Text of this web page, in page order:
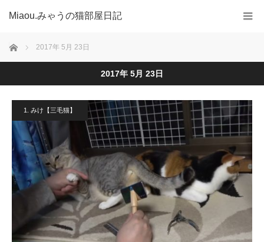
Miaou.みゃうの猫部屋日記
ホーム 2017年 5月 23日
2017年 5月 23日
1. みけ【三毛猫】